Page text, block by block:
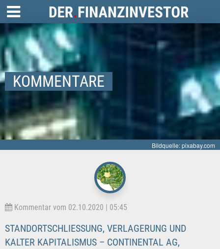
KOMMENTARE
Bildquelle: pixabay.com
Kommentar vom 02.10.2020 | 05:45
STANDORTSCHLIESSUNG, VERLAGERUNG UND K
ALTER KAPITALISMUS – CONTINENTAL AG, N